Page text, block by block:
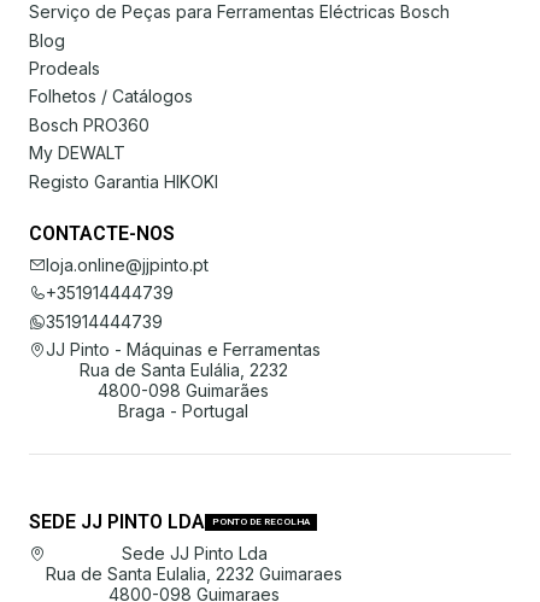
Serviço de Peças para Ferramentas Eléctricas Bosch
Blog
Prodeals
Folhetos / Catálogos
Bosch PRO360
My DEWALT
Registo Garantia HIKOKI
CONTACTE-NOS
loja.online@jjpinto.pt
+351914444739
351914444739
JJ Pinto - Máquinas e Ferramentas
Rua de Santa Eulália, 2232
4800-098 Guimarães
Braga - Portugal
SEDE JJ PINTO LDA PONTO DE RECOLHA
Sede JJ Pinto Lda
Rua de Santa Eulalia, 2232 Guimaraes
4800-098 Guimaraes